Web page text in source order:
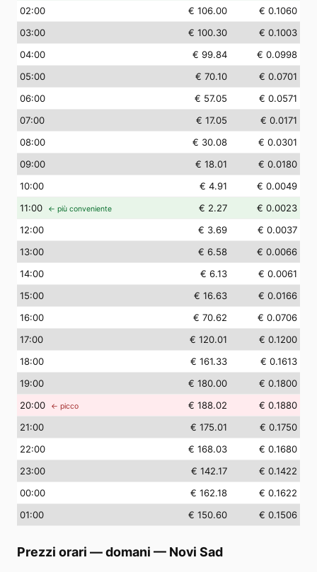
02:00 € 106.00
€ 0.1060
03:00 € 100.30
€ 0.1003
04:00 € 99.84
€ 0.0998
05:00 € 70.10
€ 0.0701
06:00 € 57.05
€ 0.0571
07:00 € 17.05
€ 0.0171
08:00 € 30.08
€ 0.0301
09:00 € 18.01
€ 0.0180
10:00 € 4.91
€ 0.0049
11:00 ← più conveniente € 2.27
€ 0.0023
12:00 € 3.69
€ 0.0037
13:00 € 6.58
€ 0.0066
14:00 € 6.13
€ 0.0061
15:00 € 16.63
€ 0.0166
16:00 € 70.62
€ 0.0706
17:00 € 120.01
€ 0.1200
18:00 € 161.33
€ 0.1613
19:00 € 180.00
€ 0.1800
20:00 ← picco € 188.02
€ 0.1880
21:00 € 175.01
€ 0.1750
22:00 € 168.03
€ 0.1680
23:00 € 142.17
€ 0.1422
00:00 € 162.18
€ 0.1622
01:00 € 150.60 € 0.1506
Prezzi orari — domani — Novi Sad